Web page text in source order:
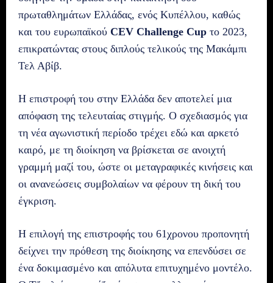
πρωταθλημάτων Ελλάδας, ενός Κυπέλλου, καθώς
και του ευρωπαϊκού CEV Challenge Cup το 2023,
επικρατώντας στους διπλούς τελικούς της Μακάμπι
Τελ Αβίβ.
Η επιστροφή του στην Ελλάδα δεν αποτελεί μια
απόφαση της τελευταίας στιγμής. Ο σχεδιασμός για
τη νέα αγωνιστική περίοδο τρέχει εδώ και αρκετό
καιρό, με τη διοίκηση να βρίσκεται σε ανοιχτή
γραμμή μαζί του, ώστε οι μεταγραφικές κινήσεις και
οι ανανεώσεις συμβολαίων να φέρουν τη δική του
έγκριση.
Η επιλογή της επιστροφής του 61χρονου προπονητή
δείχνει την πρόθεση της διοίκησης να επενδύσει σε
ένα δοκιμασμένο και απόλυτα επιτυχημένο μοντέλο.